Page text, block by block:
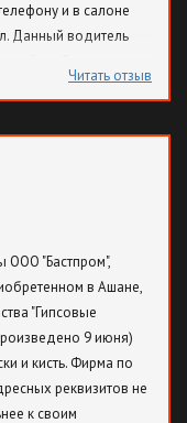
и в салоне
Данный водитель
барин автобуса -
поведение, зачем
ему тогда
а не трепет
и вопил, что
человек
Читать отзыв
ООО "Бастпром",
в Ашане,
"Гипсовые
9 июня)
и кисть. Фирма по
реквизитов не
к своим